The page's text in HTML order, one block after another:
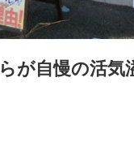
が自慢の活気